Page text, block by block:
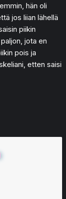
hän oli
jos liian lähellä
piikin
jota en
pois ja
etten saisi